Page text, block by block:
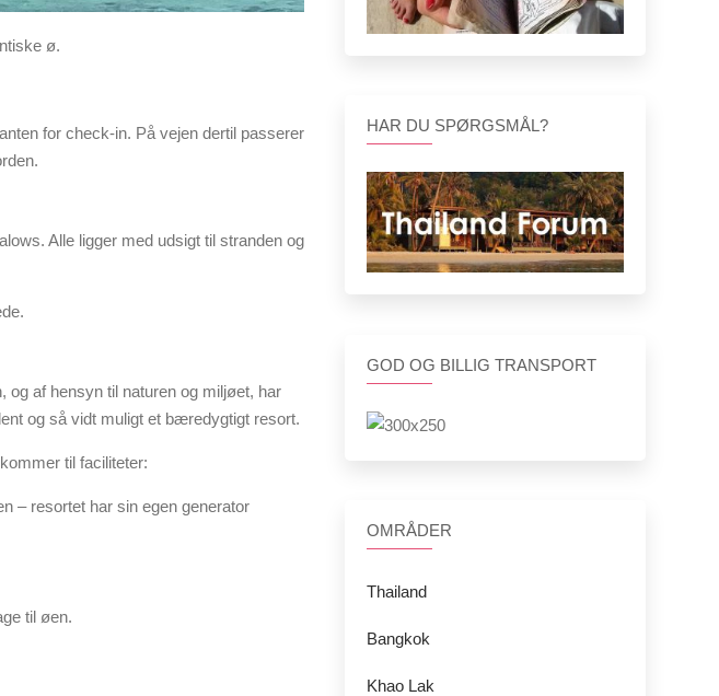
ø.
for check-in. På vejen dertil passerer
Alle ligger med udsigt til stranden og
og af hensyn til naturen og miljøet, har
og så vidt muligt et bæredygtigt resort.
til faciliteter:
– resortet har sin egen generator
til øen.
HAR DU SPØRGSMÅL?
GOD OG BILLIG TRANSPORT
OMRÅDER
Thailand
Bangkok
Khao Lak